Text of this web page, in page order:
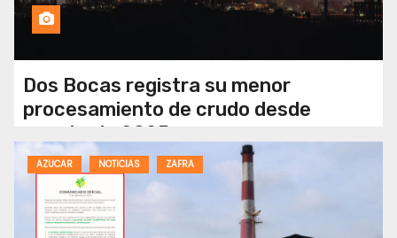
Dos Bocas registra su menor
procesamiento de crudo desde
agosto de 2025
AZUCAR NOTICIAS ZAFRA